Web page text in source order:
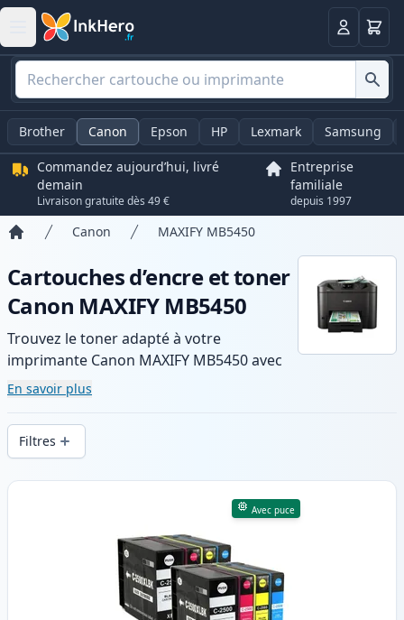
Panier
Brother Canon Epson HP Lexmark Samsung
Commandez aujourd’hui, livré
demain
Livraison gratuite dès 49 €
Entreprise
familiale
depuis 1997
Canon MAXIFY MB5450
Cartouches d’encre et toner
Canon MAXIFY MB5450
Trouvez le toner adapté à votre
imprimante Canon MAXIFY MB5450 avec
notre gamme de cartouches compatibles
et haute capacité. Profitez d’une qualité
d’impression constante et d’une livraison
rapide depuis un stock local en .
En savoir plus
Filtres
Produits
Avec puce